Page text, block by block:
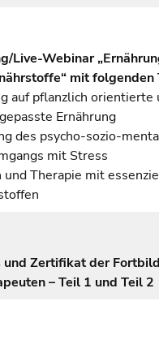
Live-Webinar
mit folgenden
auf pflanzlich orientierte
Ernährung
des psycho-sozio-
mit Stress
und Therapie mit
und Zertifikat der
– Teil 1 und Teil 2